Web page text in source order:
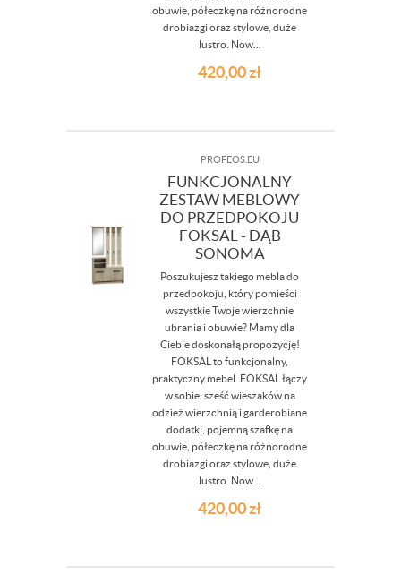
obuwie, półeczkę na różnorodne
drobiazgi oraz stylowe, duże
lustro. Now...
420,00zł
PROFEOS.EU
FUNKCJONALNY
ZESTAW MEBLOWY
DO PRZEDPOKOJU
FOKSAL - DĄB
SONOMA
Poszukujesz takiego mebla do
przedpokoju, który pomieści
wszystkie Twoje wierzchnie
ubrania i obuwie? Mamy dla
Ciebie doskonałą propozycję!
FOKSAL to funkcjonalny,
praktyczny mebel. FOKSAL łączy
w sobie: sześć wieszaków na
odzież wierzchnią i garderobiane
dodatki, pojemną szafkę na
obuwie, półeczkę na różnorodne
drobiazgi oraz stylowe, duże
lustro. Now...
420,00zł